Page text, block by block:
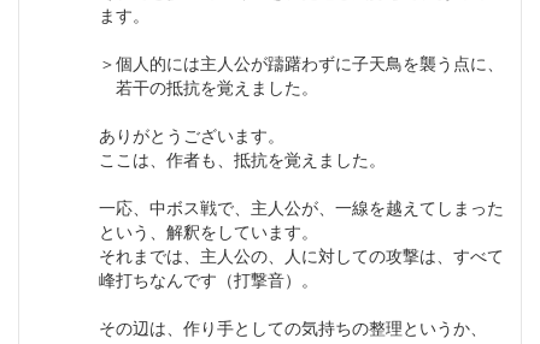
ます。
＞個人的には主人公が躊躇わずに子天鳥を襲う点に、
若干の抵抗を覚えました。
ありがとうございます。
ここは、作者も、抵抗を覚えました。
一応、中ボス戦で、主人公が、一線を越えてしまった
という、解釈をしています。
それまでは、主人公の、人に対しての攻撃は、すべて
峰打ちなんです（打撃音）。
その辺は、作り手としての気持ちの整理というか、